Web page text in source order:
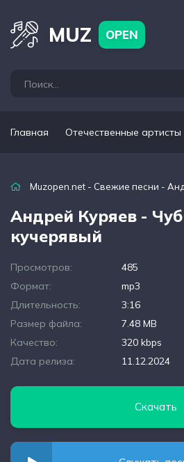
MUZ OPEN
Главная Отечественные артисты
Muzopen.net - Свежие песни -
Андрей Куряев -
кучерявый
Просмотров:
485
Формат:
mp3
Длительность:
3:16
Размер файла:
7.48 MB
Качество:
320 kbps
Дата релиза:
11.12.2024
Скачать
артисты Популярные